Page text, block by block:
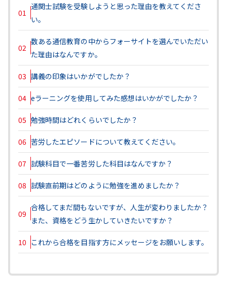
01
通関士試験を受験しようと思った理由を教えてくださ
い。
02
数ある通信教育の中からフォーサイトを選んでいただい
た理由はなんですか。
03 講義の印象はいかがでしたか？
04 eラーニングを使用してみた感想はいかがでしたか？
05 勉強時間はどれくらいでしたか？
06 苦労したエピソードについて教えてください。
07 試験科目で一番苦労した科目はなんですか？
08 試験直前期はどのように勉強を進めましたか？
09
合格してまだ間もないですが、人生が変わりましたか？
また、資格をどう生かしていきたいですか？
10 これから合格を目指す方にメッセージをお願いします。